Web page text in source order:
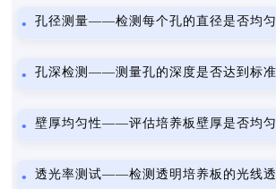
孔径测量——检测每个孔的直径是否均
孔深检测——测量孔的深度是否达到标
壁厚均匀性——评估培养板壁厚是否均
透光率测试——检测透明培养板的光线